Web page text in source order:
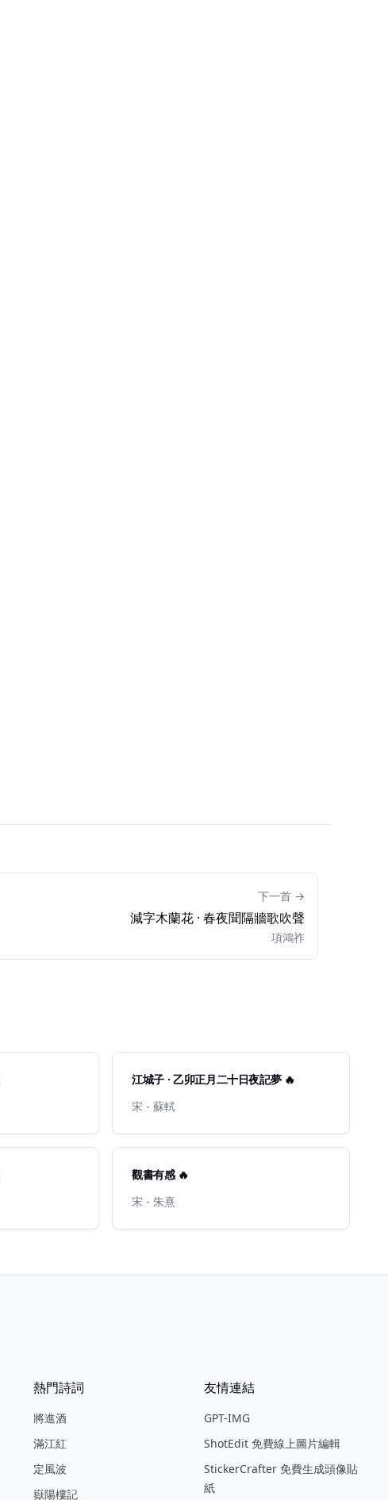
下一首 →
減字木蘭花 · 春夜聞隔牆歌吹聲
項鴻祚
江城子 · 乙卯正月二十日夜記夢 🔥
宋 - 蘇軾
觀書有感 🔥
宋 - 朱熹
熱門詩詞
將進酒
滿江紅
定風波
嶽陽樓記
友情連結
GPT-IMG
ShotEdit 免費線上圖片編輯
StickerCrafter 免費生成頭像貼
紙